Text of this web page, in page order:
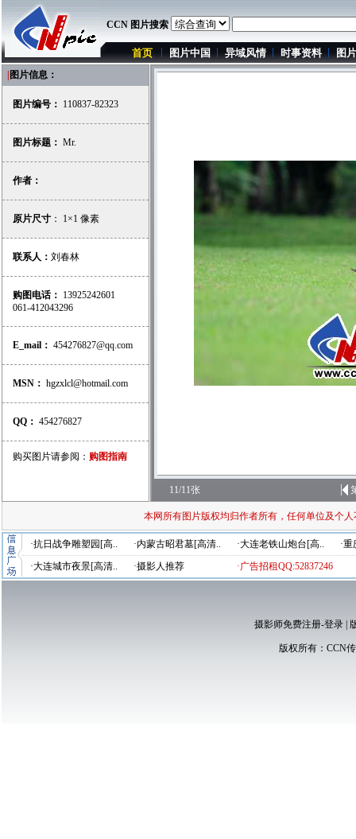
CCN 图片搜索
首页 图片中国 异域风情 时事资料 图
图片信息：
图片编号： 110837-82323
图片标题： Mr.
作者：
原片尺寸 ： 1×1 像素
联系人： 刘春林
购图电话： 13925242601
061-412043296
E_mail： 454276827@qq.com
MSN： hgzxlcl@hotmail.com
QQ： 454276827
购买图片请参阅： 购图指南
11/11张
本网所有图片版权均归作者所有，任何单位及个
·抗日战争雕塑园[高.. ·内蒙古昭君墓[高清.. ·大连老铁山炮台[高..
·
·大连城市夜景[高清..
·摄影人推荐 ·广告招租QQ:52837246
摄影师免费注册-登录|
版权所有： CCN